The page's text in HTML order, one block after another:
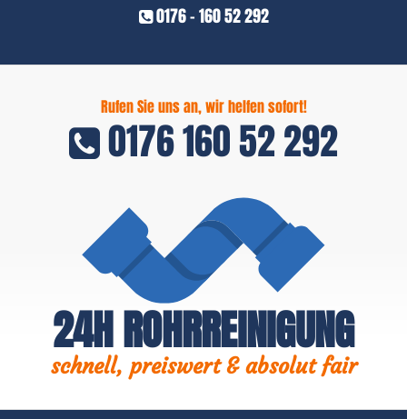
0176 - 160 52 292
Rufen Sie uns an, wir helfen sofort!
0176 160 52 292
24H ROHRREINIGUNG
schnell, preiswert & absolut fair